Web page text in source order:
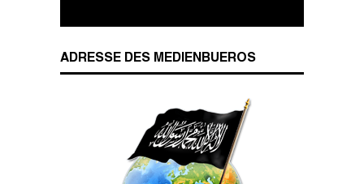
ADRESSE DES MEDIENBUEROS